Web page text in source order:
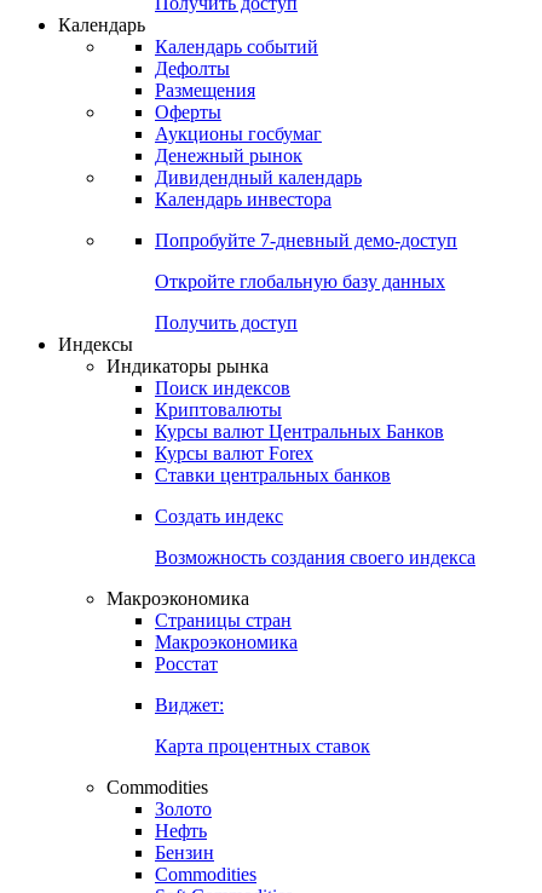
Календарь
Календарь событий
Дефолты
Размещения
Оферты
Аукционы госбумаг
Денежный рынок
Дивидендный календарь
Календарь инвестора
Попробуйте 7-дневный демо-доступ
Откройте глобальную базу данных
Получить доступ
Индексы
Индикаторы рынка
Поиск индексов
Криптовалюты
Курсы валют Центральных Банков
Курсы валют Forex
Ставки центральных банков
Создать индекс
Возможность создания своего индекса
Макроэкономика
Страницы стран
Макроэкономика
Росстат
Виджет:
Карта процентных ставок
Commodities
Золото
Нефть
Бензин
Commodities